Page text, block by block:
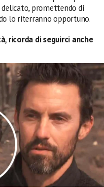
promettendo di
lo riterranno opportuno.
ricorda di seguirci anche